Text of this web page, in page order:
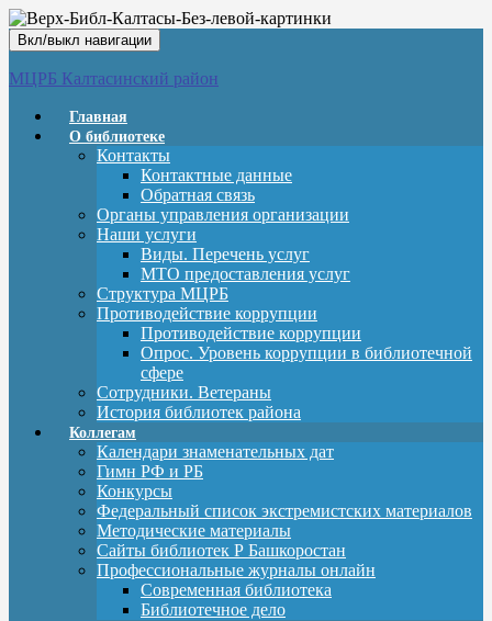
Вкл/выкл навигации
МЦРБ Калтасинский район
Главная
О библиотеке
Контакты
Контактные данные
Обратная связь
Органы управления организации
Наши услуги
Виды. Перечень услуг
МТО предоставления услуг
Структура МЦРБ
Противодействие коррупции
Противодействие коррупции
Опрос. Уровень коррупции в библиотечной
сфере
Сотрудники. Ветераны
История библиотек района
Коллегам
Календари знаменательных дат
Гимн РФ и РБ
Конкурсы
Федеральный список экстремистских материалов
Методические материалы
Сайты библиотек Р Башкоростан
Профессиональные журналы онлайн
Современная библиотека
Библиотечное дело